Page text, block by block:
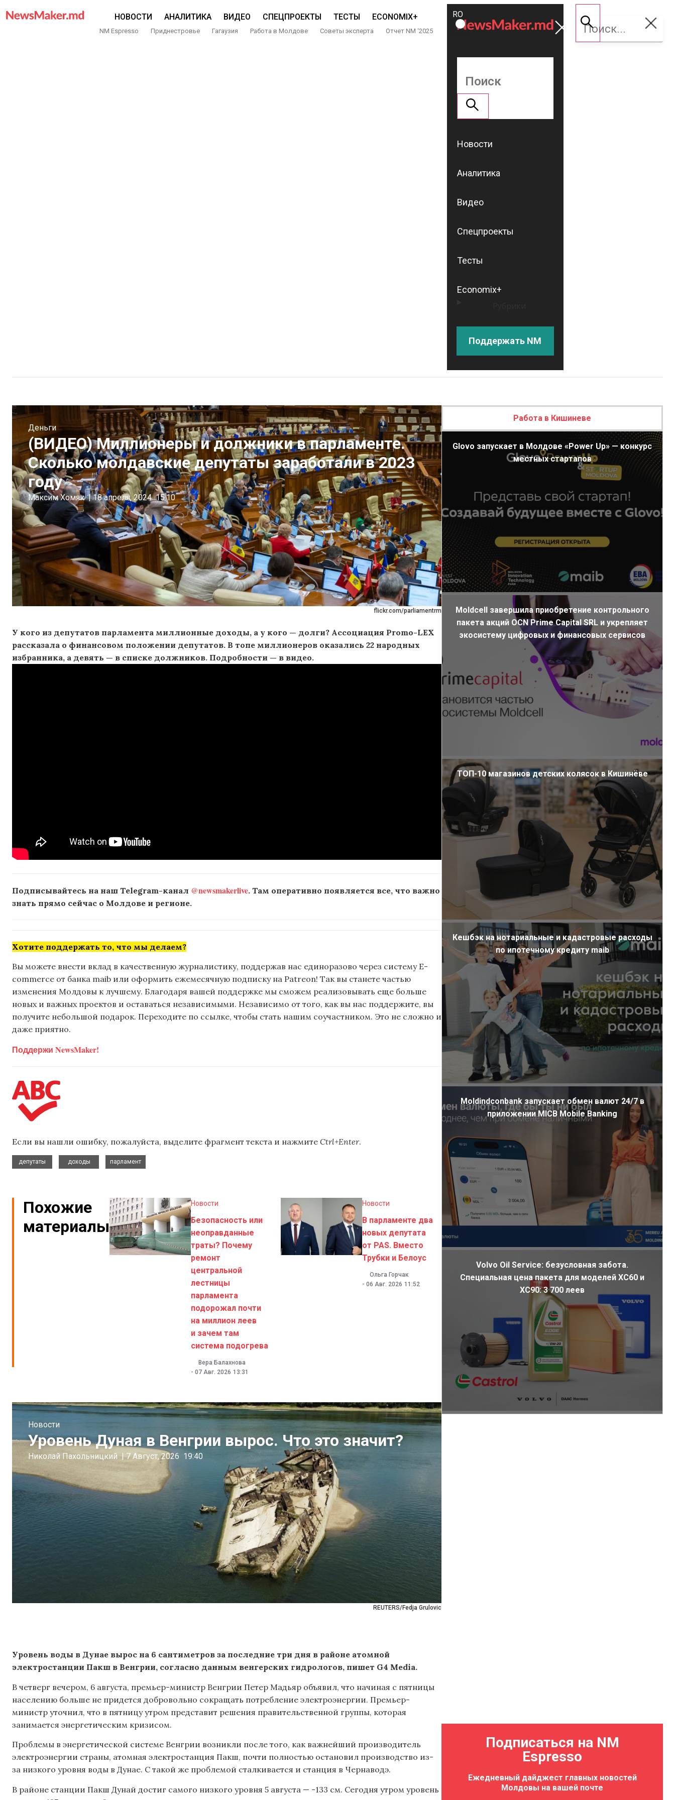
НОВОСТИ АНАЛИТИКА ВИДЕО СПЕЦПРОЕКТЫ ТЕСТЫ ECONOMIX+
NM Espresso Приднестровье Гагаузия Работа в Молдове Советы эксперта Отчет NM ‘2025
ROMÂNĂ
RU
Поддержать
NM
Новости
Аналитика
Видео
Спецпроекты
Тесты
Economix+
Поддержать NM
flickr.com/parliamentrm
Деньги
(ВИДЕО) Миллионеры и должники в парламенте.
Сколько молдавские депутаты заработали в 2023
году
Максим Хомяк | 18 апреля, 2024 15:10
У кого из депутатов парламента миллионные доходы, а у кого — долги? Ассоциация Promo-LEX
рассказала о финансовом положении депутатов. В топе миллионеров оказались 22 народных
избранника, а девять — в списке должников. Подробности — в видео.
Подписывайтесь на наш Telegram-канал @newsmakerlive. Там оперативно появляется все, что важно
знать прямо сейчас о Молдове и регионе.
Хотите поддержать то, что мы делаем?
Вы можете внести вклад в качественную журналистику, поддержав нас единоразово через систему E-
commerce от банка maib или оформить ежемесячную подписку на Patreon! Так вы станете частью
изменения Молдовы к лучшему. Благодаря вашей поддержке мы сможем реализовывать еще больше
новых и важных проектов и оставаться независимыми. Независимо от того, как вы нас поддержите, вы
получите небольшой подарок. Переходите по ссылке, чтобы стать нашим соучастником. Это не сложно и
даже приятно.
Поддержи NewsMaker!
Если вы нашли ошибку, пожалуйста, выделите фрагмент текста и нажмите Ctrl+Enter.
депутаты
доходы
парламент
Похожие
материалы
Новости
Безопасность или
неоправданные
траты? Почему
ремонт
центральной
лестницы
парламента
подорожал почти
на миллион леев
и зачем там
система подогрева
Вера Балахнова
- 07 Авг. 2026 13:31
Новости
В парламенте два
новых депутата
от PAS. Вместо
Трубки и Белоус
Ольга Горчак
- 06 Авг. 2026 11:52
REUTERS/Fedja Grulovic
Новости
Уровень Дуная в Венгрии вырос. Что это значит?
Николай Пахольницкий | 7 Август, 2026 19:40
Уровень воды в Дунае вырос на 6 сантиметров за последние три дня в районе атомной
электростанции Пакш в Венгрии, согласно данным венгерских гидрологов, пишет G4 Media.
В четверг вечером, 6 августа, премьер-министр Венгрии Петер Мадьяр объявил, что начиная с пятницы
населению больше не придется добровольно сокращать потребление электроэнергии. Премьер-
министр уточнил, что в пятницу утром представит решения правительственной группы, которая
занимается энергетическим кризисом.
Проблемы в энергетической системе Венгрии возникли после того, как важнейший производитель
электроэнергии страны, атомная электростанция Пакш, почти полностью остановил производство из-
за низкого уровня воды в Дунае. С такой же проблемой сталкивается и станция в Чернаводэ.
В районе станции Пакш Дунай достиг самого низкого уровня 5 августа — -133 см. Сегодня утром уровень
Работа в Кишиневе
Glovo запускает в Молдове «Power Up» — конкурс
местных стартапов
Moldcell завершила приобретение контрольного
пакета акций OCN Prime Capital SRL и укрепляет
экосистему цифровых и финансовых сервисов
ТОП-10 магазинов детских колясок в Кишинёве
Кешбэк на нотариальные и кадастровые расходы
по ипотечному кредиту maib
Moldindconbank запускает обмен валют 24/7 в
приложении MICB Mobile Banking
Volvo Oil Service: безусловная забота.
Специальная цена пакета для моделей XC60 и
XC90: 3 700 леев
Подписаться на NM
Espresso
Ежедневный дайджест главных новостей
Молдовы на вашей почте